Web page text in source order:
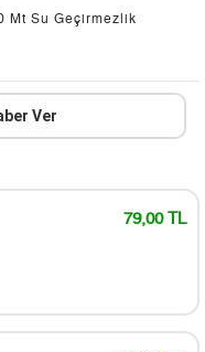
Mt Su Geçirmezlik
Ver
79,00 TL